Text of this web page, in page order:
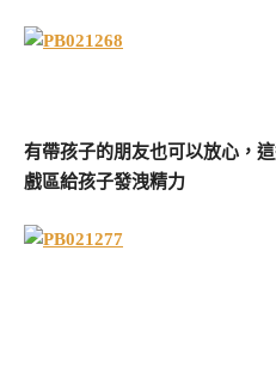
有帶孩子的朋友也可以放心，
戲區給孩子發洩精力